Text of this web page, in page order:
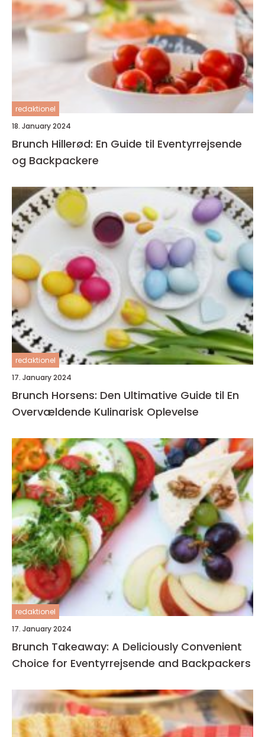
redaktionel
18. January 2024
Brunch Hillerød: En Guide til Eventyrrejsende
og Backpackere
redaktionel
17. January 2024
Brunch Horsens: Den Ultimative Guide til En
Overvældende Kulinarisk Oplevelse
redaktionel
17. January 2024
Brunch Takeaway: A Deliciously Convenient
Choice for Eventyrrejsende and Backpackers